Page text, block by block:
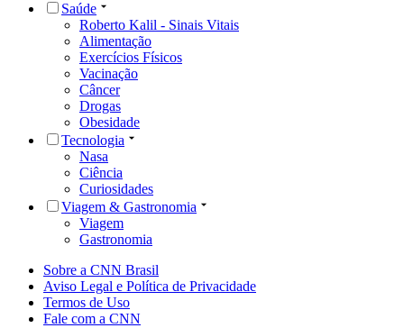
Saúde
Roberto Kalil - Sinais Vitais
Alimentação
Exercícios Físicos
Vacinação
Câncer
Drogas
Obesidade
Tecnologia
Nasa
Ciência
Curiosidades
Viagem & Gastronomia
Viagem
Gastronomia
Sobre a CNN Brasil
Aviso Legal e Política de Privacidade
Termos de Uso
Fale com a CNN